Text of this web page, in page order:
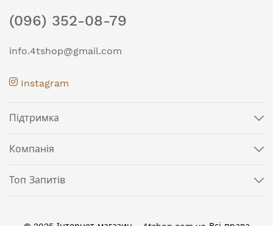
(096) 352-08-79
info.4tshop@gmail.com
Instagram
Підтримка
Компанія
Топ Запитів